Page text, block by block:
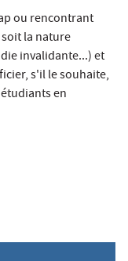
ou rencontrant
la nature
invalidante...) et
s'il le souhaite,
en